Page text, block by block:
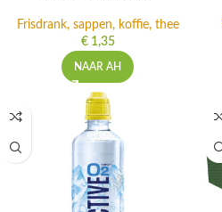
Frisdrank, sappen, koffie, thee
€1,35
NAAR AH